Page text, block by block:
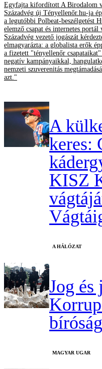
Egyfajta kifordított A Birodalom
Századvég új Tényellenőr.hu-ja
a legutóbbi Polbeat-beszélgetést
elemző csapat és internetes
Századvég vezető jogászát
elmagyarázta: a globalista erők
a fizetett "tényellenőr
negatív kampányaikkal,
nemzeti szuverenitás
azt."
A
keres:
KISZ
A HÁLÓZAT
Jog és
MAGYAR UGAR